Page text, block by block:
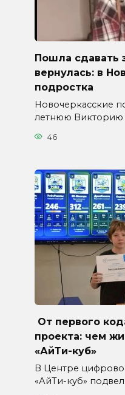
Пошла сдавать
вернулась: в
подростка
Новочеркасские
летнюю Викторию
46
От первого
проекта: чем
«АйТи-куб»
В Центре
«АйТи-куб»